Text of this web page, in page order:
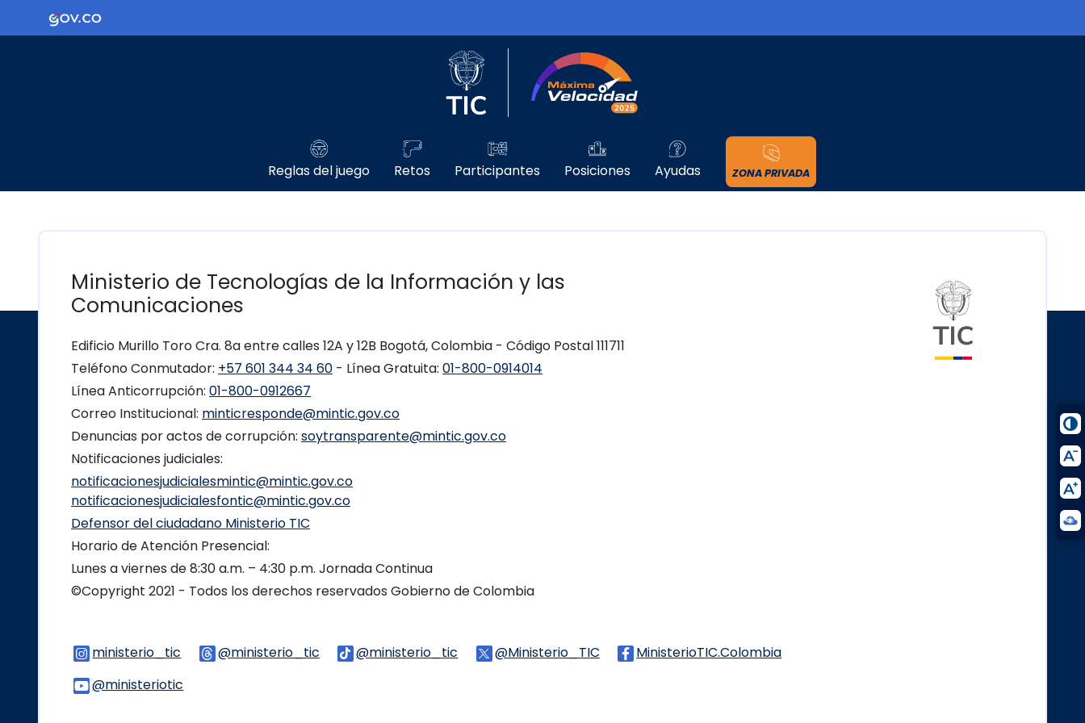
Ir al contenido principalLogo Gobierno de Colombia
Logo del Ministerio TIC
Reglas del juego Retos Participantes Posiciones Ayudas ZONA PRIVADA
Ministerio de Tecnologías de la Información y las
Comunicaciones
Edificio Murillo Toro Cra. 8a entre calles 12A y 12B Bogotá, Colombia - Código Postal 111711
Teléfono Conmutador: +57 601 344 34 60 - Línea Gratuita: 01-800-0914014
Línea Anticorrupción: 01-800-0912667
Correo Institucional: minticresponde@mintic.gov.co
Denuncias por actos de corrupción: soytransparente@mintic.gov.co
Notificaciones judiciales:
notificacionesjudicialesmintic@mintic.gov.co
notificacionesjudicialesfontic@mintic.gov.co
Defensor del ciudadano Ministerio TIC
Horario de Atención Presencial:
Lunes a viernes de 8:30 a.m. – 4:30 p.m. Jornada Continua
©Copyright 2021 - Todos los derechos reservados Gobierno de Colombia
ministerio_tic Logo Instagram
@ministerio_tic Logo Threads
@ministerio_tic Logo Tiktok
@Ministerio_TIC Logo Twitter
MinisterioTIC.Colombia
@ministeriotic